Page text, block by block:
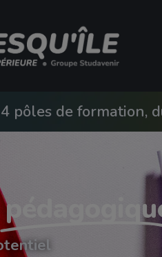
4 pôles de formation,